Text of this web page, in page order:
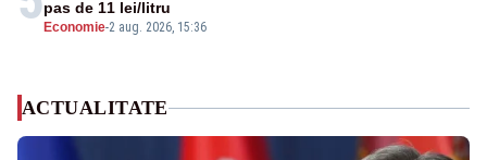
Economie-2 aug. 2026, 15:36
pas de 11 lei/litru
ACTUALITATE